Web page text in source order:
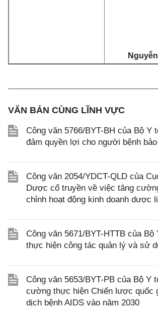
VĂN BẢN CÙNG LĨNH VỰC
Công văn 5766/BYT-BH của Bộ Y
đảm quyền lợi cho người bệnh
Công văn 2054/YDCT-QLD của
Dược cổ truyền về việc tăng
chỉnh hoạt động kinh doanh dược
Công văn 5671/BYT-HTTB của Bộ
thực hiện công tác quản lý và sử
Công văn 5653/BYT-PB của Bộ Y
cường thực hiện Chiến lược quốc
dịch bệnh AIDS vào năm 2030